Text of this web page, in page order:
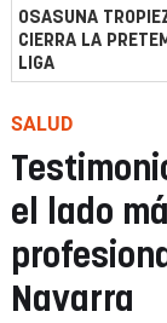
OSASUNA
CIERRA LA
LIGA
SALUD
el lado
Navarra